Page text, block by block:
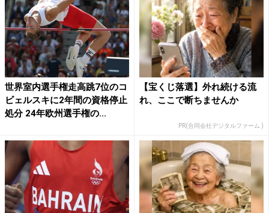
世界室内選手権走高跳7位のコ
ビェルスキに2年間の資格停止
処分 24年欧州選手権の...
【宝くじ落選】外れ続ける流
れ、ここで断ちませんか
PR(合同会社デジタルファーム )